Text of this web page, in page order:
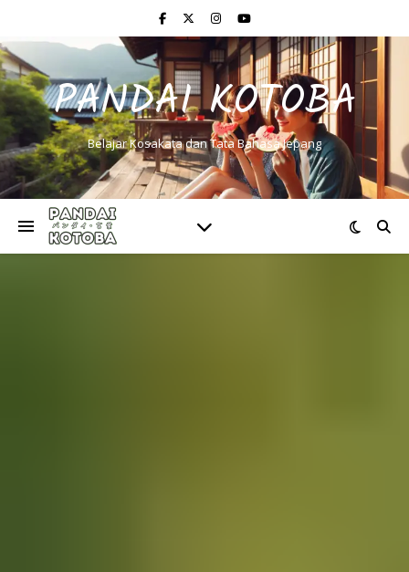
PANDAI KOTOBA
Belajar Kosakata dan Tata Bahasa Jepang